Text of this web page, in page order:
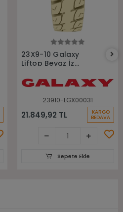
23X9-10 Galaxy
Liftop Beyaz İz
Sekmanlı Forklift
Lastiği
23910-LGX00031
21.849,92 TL KARGO
BEDAVA
Sepete Ekle